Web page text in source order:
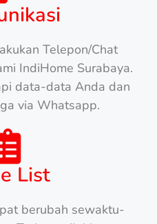
Telepon/Chat
IndiHome Surabaya.
data-data Anda dan
via Whatsapp.
List
berubah sewaktu-